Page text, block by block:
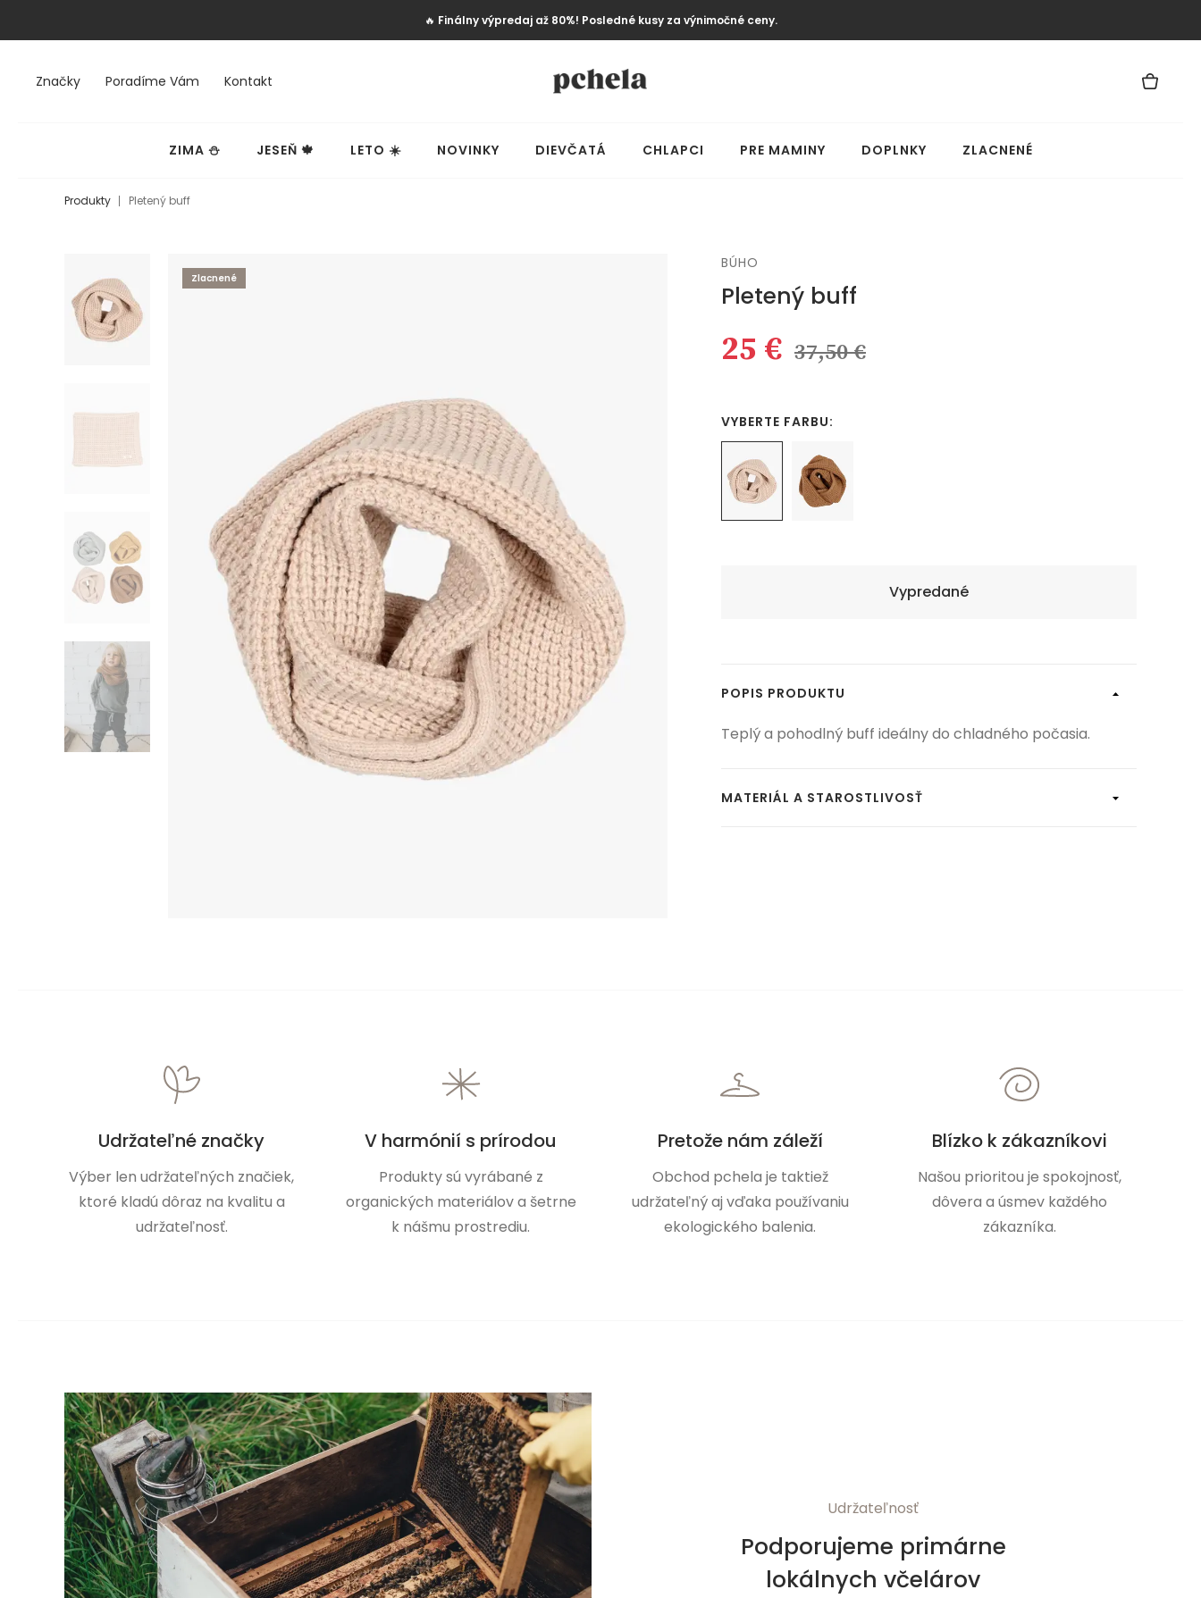
🔥 Finálny výpredaj až 80%! Posledné kusy za výnimočné ceny.
Značky Poradíme Vám Kontakt
ZIMA ⛄ JESEŇ 🍁 LETO ☀️ NOVINKY DIEVČATÁ CHLAPCI PRE MAMINY DOPLNKY ZLACNENÉ
Produkty Pletený buff
Zlacnené
BÚHO
Pletený buff
25 € 37,50 €
VYBERTE FARBU:
Vypredané
POPIS PRODUKTU
Teplý a pohodlný buff ideálny do chladného počasia.
MATERIÁL A STAROSTLIVOSŤ
Udržateľné značky
Výber len udržateľných značiek,
ktoré kladú dôraz na kvalitu a
udržateľnosť.
V harmónií s prírodou
Produkty sú vyrábané z
organických materiálov a šetrne
k nášmu prostrediu.
Pretože nám záleží
Obchod pchela je taktiež
udržateľný aj vďaka používaniu
ekologického balenia.
Blízko k zákazníkovi
Našou prioritou je spokojnosť,
dôvera a úsmev každého
zákazníka.
Udržateľnosť
Podporujeme primárne
lokálnych včelárov